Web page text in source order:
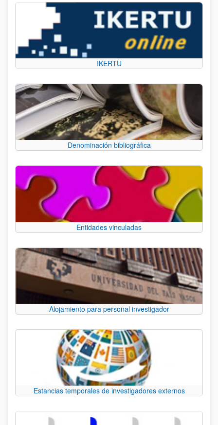
IKERTU
Denominación bibliográfica
Entidades vinculadas
Alojamiento para personal investigador
Estancias temporales de investigadores externos